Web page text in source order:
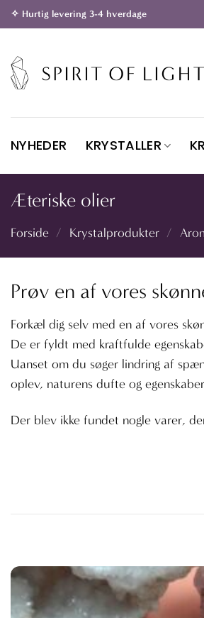
Fortsæt
til
✧ Hurtig levering 3-4 hverdage
NYHEDER KRYSTALLER
Æteriske olier
Forside / Krystalprodukter /
Prøv en af vores
Forkæl dig selv med en af vores
De er fyldt med kraftfulde
Uanset om du søger lindring af
oplev, naturens dufte og
Der blev ikke fundet nogle varer,